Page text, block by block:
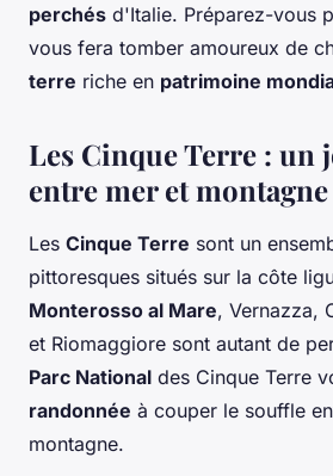
perchés d'Italie. Préparez-vous
vous fera tomber amoureux de
terre riche en patrimoine
Les Cinque Terre : un
entre mer et montagne
Les Cinque Terre sont un
pittoresques situés sur la côte
Monterosso al Mare, Vernazza,
et Riomaggiore sont autant de
Parc National des Cinque Terre
randonnée à couper le souffle
montagne.